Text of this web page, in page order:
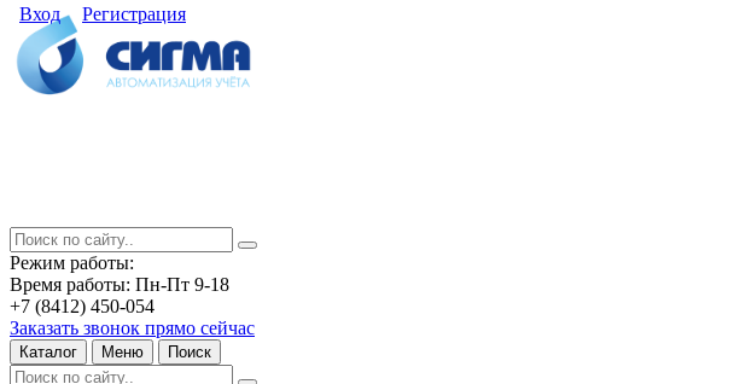
Вход Регистрация
Режим работы:
Время работы: Пн-Пт 9-18
+7 (8412) 450-054
Заказать звонок прямо сейчас
Каталог Меню Поиск